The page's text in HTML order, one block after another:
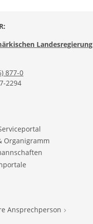
Landesregierung
877-0
2294
Organigramm
Ansprechperson